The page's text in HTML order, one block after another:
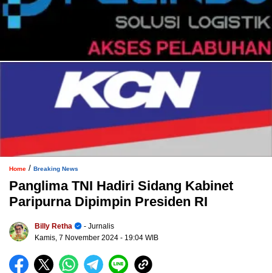
Home / Breaking News
Panglima TNI Hadiri Sidang Kabinet
Paripurna Dipimpin Presiden RI
Billy Retha
- Jurnalis
Kamis, 7 November 2024 - 19:04 WIB